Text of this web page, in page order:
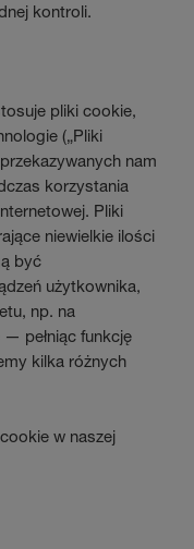
kontroli.
pliki cookie,
(„Pliki
nam
korzystania
Pliki
niewielkie ilości
być
użytkownika,
np. na
pełniąc funkcję
kilka różnych
w naszej